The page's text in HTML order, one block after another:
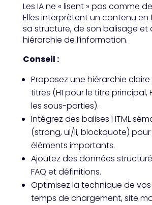
Les IA ne « lisent » pas comme
Elles interprètent un contenu
sa structure, de son balisage et
hiérarchie de l’information.
Conseil :
Proposez une hiérarchie
titres (H1 pour le titre principal,
les sous-parties).
Intégrez des balises HTML
(strong, ul/li, blockquote)
éléments importants.
Ajoutez des données
FAQ et définitions.
Optimisez la technique de
temps de chargement, site